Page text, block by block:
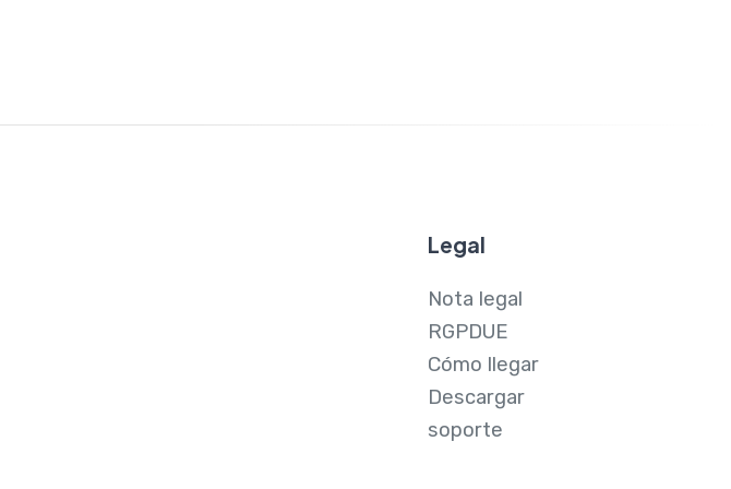
Legal
Nota legal
RGPDUE
Cómo llegar
Descargar
soporte